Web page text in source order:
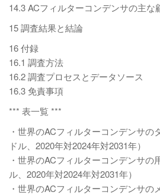
14.3 ACフィルターコンデンサの主な
15 調査結果と結論
16 付録
16.1 調査方法
16.2 調査プロセスとデータソース
16.3 免責事項
*** 表一覧 ***
・世界のACフィルターコンデンサの
ドル、2020年対2024年対2031年）
・世界のACフィルターコンデンサの
ル、2020年対2024年対2031年）
・世界のACフィルターコンデンサの